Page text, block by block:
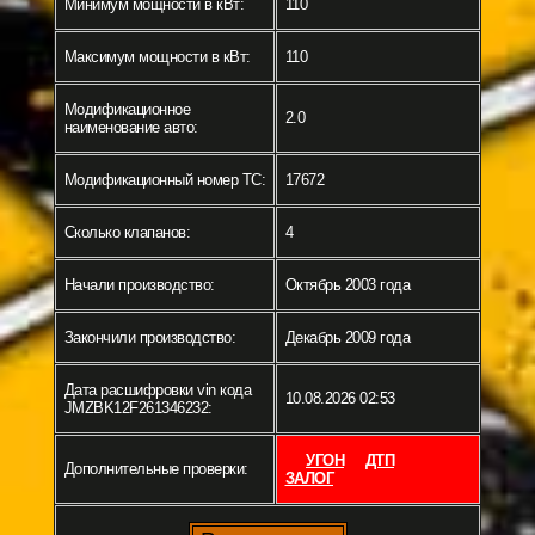
Минимум мощности в кВт: 110
Максимум мощности в кВт: 110
Модификационное
наименование авто:
2.0
Модификационный номер ТС: 17672
Сколько клапанов: 4
Начали производство: Октябрь 2003 года
Закончили производство: Декабрь 2009 года
Дата расшифровки vin кода
JMZBK12F261346232:
10.08.2026 02:53
Дополнительные проверки: УГОН
ДТП
ЗАЛОГ